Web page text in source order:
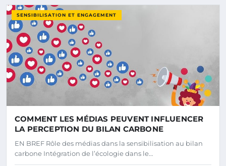
SENSIBILISATION ET ENGAGEMENT
COMMENT LES MÉDIAS PEUVENT INFLUENCER
LA PERCEPTION DU BILAN CARBONE
EN BREF Rôle des médias dans la sensibilisation au bilan
carbone Intégration de l’écologie dans le…